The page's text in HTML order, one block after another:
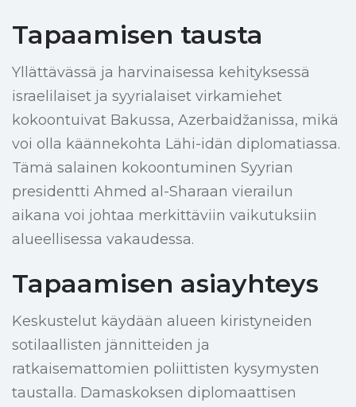
Tapaamisen tausta
Yllättävässä ja harvinaisessa kehityksessä
israelilaiset ja syyrialaiset virkamiehet
kokoontuivat Bakussa, Azerbaidžanissa, mikä
voi olla käännekohta Lähi-idän diplomatiassa.
Tämä salainen kokoontuminen Syyrian
presidentti Ahmed al-Sharaan vierailun
aikana voi johtaa merkittäviin vaikutuksiin
alueellisessa vakaudessa.
Tapaamisen asiayhteys
Keskustelut käydään alueen kiristyneiden
sotilaallisten jännitteiden ja
ratkaisemattomien poliittisten kysymysten
taustalla. Damaskoksen diplomaattisen